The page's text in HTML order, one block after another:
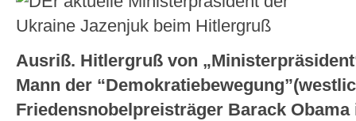
Ausriß. Hitlergruß von
Mann der
Friedensnobelpreisträger Barack Obama